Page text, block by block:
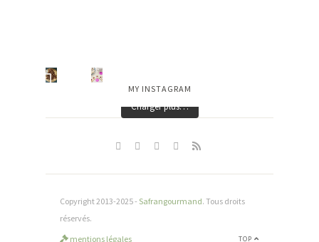
MY INSTAGRAM
Charger plus…
Copyright 2013-2025 - Safrangourmand. Tous droits
réservés.
TOP
mentions légales